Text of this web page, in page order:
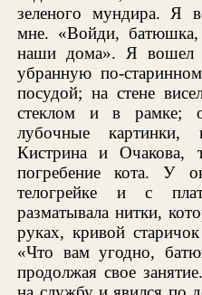
зеленого мундира. Я
мне. «Войди,
наши дома». Я вошел
убранную по-
посудой; на стене
стеклом и в рамке;
лубочные картинки,
Кистрина и Очакова,
погребение кота. У
телогрейке и с
разматывала нитки,
руках, кривой
«Что вам угодно,
продолжая свое